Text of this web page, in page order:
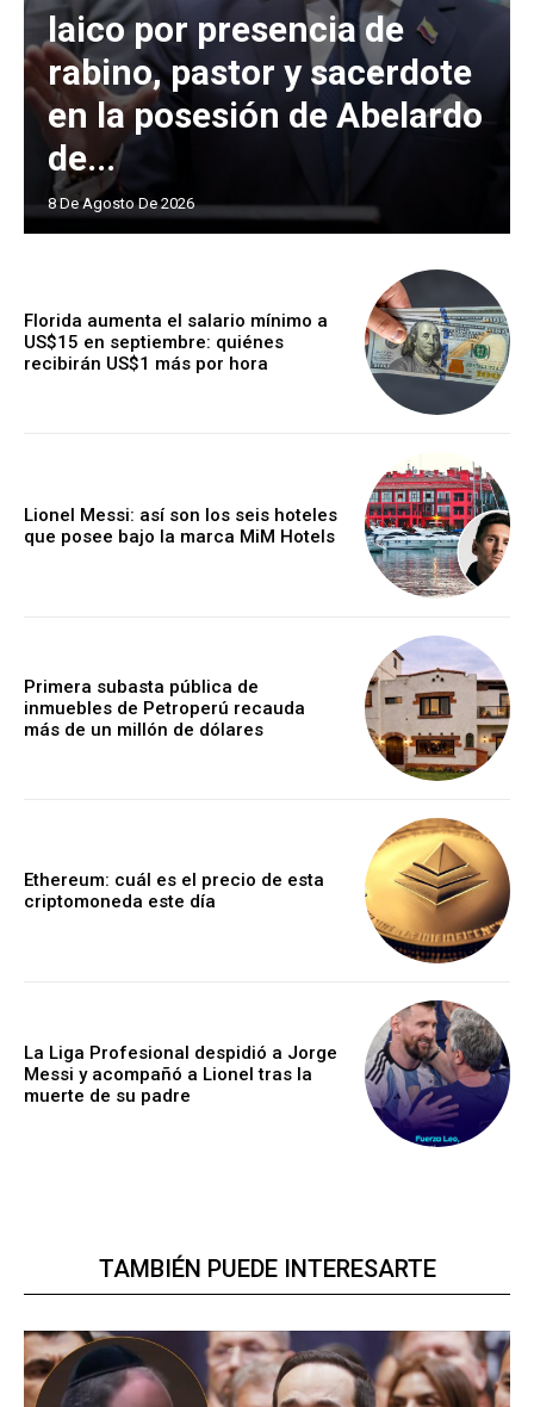
laico por presencia de
rabino, pastor y sacerdote
en la posesión de Abelardo
de...
8 De Agosto De 2026
Florida aumenta el salario mínimo a
US$15 en septiembre: quiénes
recibirán US$1 más por hora
Lionel Messi: así son los seis hoteles
que posee bajo la marca MiM Hotels
Primera subasta pública de
inmuebles de Petroperú recauda
más de un millón de dólares
Ethereum: cuál es el precio de esta
criptomoneda este día
La Liga Profesional despidió a Jorge
Messi y acompañó a Lionel tras la
muerte de su padre
TAMBIÉN PUEDE INTERESARTE